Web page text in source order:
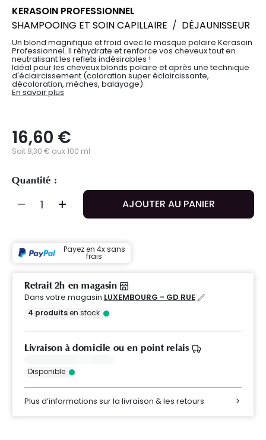
KERASOIN PROFESSIONNEL
SHAMPOOING ET SOIN CAPILLAIRE / DÉJAUNISSEUR
Un blond magnifique et froid avec le masque polaire Kerasoin
Professionnel. Il réhydrate et renforce vos cheveux tout en
neutralisant les reflets indésirables !
Idéal pour les cheveux blonds polaire et après une technique
d'éclaircissement (coloration super éclaircissante,
décoloration, mèches, balayage).
En savoir plus
16,60 €
Soit 8,30 € aux 100 ml
Quantité :
AJOUTER AU PANIER
Payez en 4x sans
frais
Retrait 2h en magasin
Dans votre magasin LUXEMBOURG - GD RUE
4 produitsen stock
Livraison à domicile ou en point relais
Disponible
Plus d’informations sur la livraison & les retours